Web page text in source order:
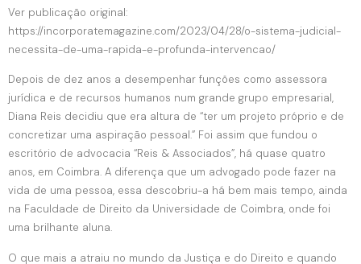
Ver publicação original:
https://incorporatemagazine.com/2023/04/28/o-sistema-judicial-
necessita-de-uma-rapida-e-profunda-intervencao/
Depois de dez anos a desempenhar funções como assessora
jurídica e de recursos humanos num grande grupo empresarial,
Diana Reis decidiu que era altura de “ter um projeto próprio e de
concretizar uma aspiração pessoal.” Foi assim que fundou o
escritório de advocacia “Reis & Associados”, há quase quatro
anos, em Coimbra. A diferença que um advogado pode fazer na
vida de uma pessoa, essa descobriu-a há bem mais tempo, ainda
na Faculdade de Direito da Universidade de Coimbra, onde foi
uma brilhante aluna.
O que mais a atraiu no mundo da Justiça e do Direito e quando